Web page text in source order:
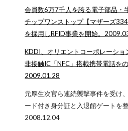
会員数6万7千人を誇る電子部品・
チップワンストップ【マザーズ
を採用しRFID事業を開始。
KDDI、オリエントコーポレーショ
非接触IC「NFC」搭載携帯電話を
2009.01.28
元厚生次官ら連続襲撃事件を受け
ード付き身分証と入退館ゲートを
2008.12.04